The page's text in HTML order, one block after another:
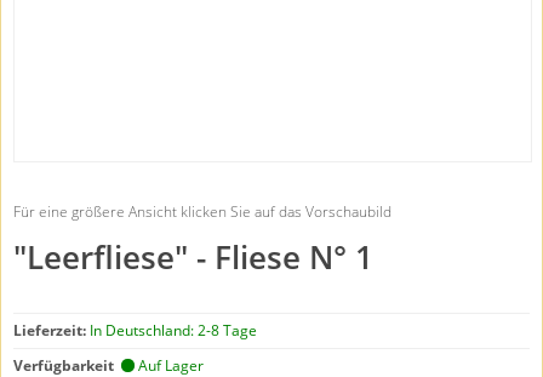
Für eine größere Ansicht klicken Sie auf das Vorschaubild
"Leerfliese" - Fliese N° 1
Lieferzeit: In Deutschland: 2-8 Tage
Verfügbarkeit
Auf Lager